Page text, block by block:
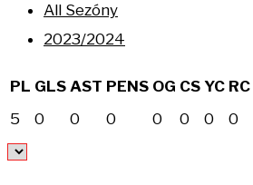
All Sezóny
2023/2024
PL GLS AST PENS OG CS YC RC
5
0 0 0 0 0 0 0